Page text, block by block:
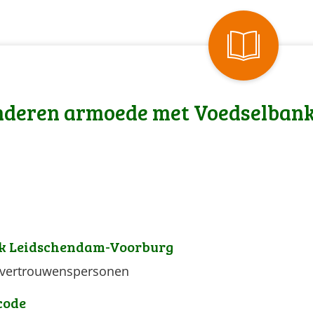
armoede met
Leidschendam-Voorburg